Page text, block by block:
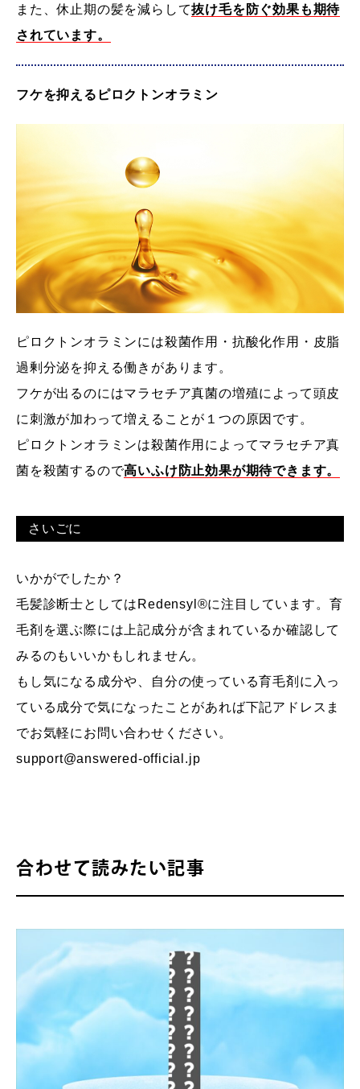
また、休止期の髪を減らして抜け毛を防ぐ効果も期待
されています。
フケを抑えるピロクトンオラミン
ピロクトンオラミンには殺菌作用・抗酸化作用・皮脂
過剰分泌を抑える働きがあります。
フケが出るのにはマラセチア真菌の増殖によって頭皮
に刺激が加わって増えることが１つの原因です。
ピロクトンオラミンは殺菌作用によってマラセチア真
菌を殺菌するので高いふけ防止効果が期待できます。
さいごに
いかがでしたか？
毛髪診断士としてはRedensyl®に注目しています。 育
毛剤を選ぶ際には上記成分が含まれているか確認して
みるのもいいかもしれません。
もし気になる成分や、自分の使っている育毛剤に入っ
ている成分で気になったことがあれば下記アドレスま
でお気軽にお問い合わせください。
support@answered-official.jp
合わせて読みたい記事